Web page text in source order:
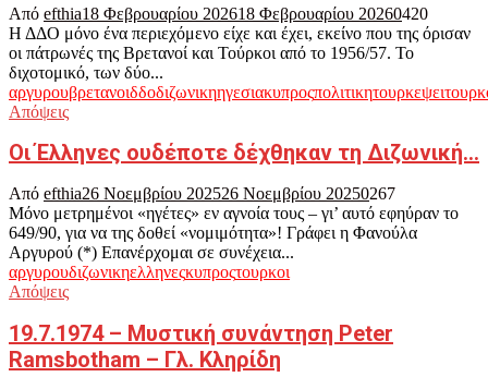
Από efthia18 Φεβρουαρίου 202618 Φεβρουαρίου 20260420
Η ΔΔΟ μόνο ένα περιεχόμενο είχε και έχει, εκείνο που της όρισαν
οι πάτρωνές της Βρετανοί και Τούρκοι από το 1956/57. Το
διχοτομικό, των δύο...
αργυρουβρετανοιδδοδιζωνικηηγεσιακυπροςπολιτικητουρκεψει
Απόψεις
Οι Έλληνες ουδέποτε δέχθηκαν τη Διζωνική…
Από efthia26 Νοεμβρίου 202526 Νοεμβρίου 20250267
Μόνο μετρημένοι «ηγέτες» εν αγνοία τους – γι’ αυτό εφηύραν το
649/90, για να της δοθεί «νομιμότητα»! Γράφει η Φανούλα
Αργυρού (*) Επανέρχομαι σε συνέχεια...
αργυρουδιζωνικηελληνεςκυπροςτουρκοι
Απόψεις
19.7.1974 – Μυστική συνάντηση Peter
Ramsbotham – Γλ. Κληρίδη